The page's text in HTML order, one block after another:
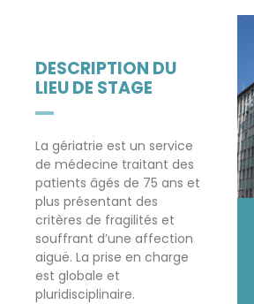
DESCRIPTION DU
LIEU DE STAGE
La gériatrie est un service
de médecine traitant des
patients âgés de 75 ans et
plus présentant des
critères de fragilités et
souffrant d’une affection
aiguë. La prise en charge
est globale et
pluridisciplinaire.